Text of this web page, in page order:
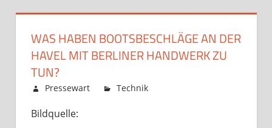
WAS HABEN BOOTSBESCHLÄGE AN DER
HAVEL MIT BERLINER HANDWERK ZU
TUN?
Februar 12, 2026
Pressewart Technik
Bildquelle: